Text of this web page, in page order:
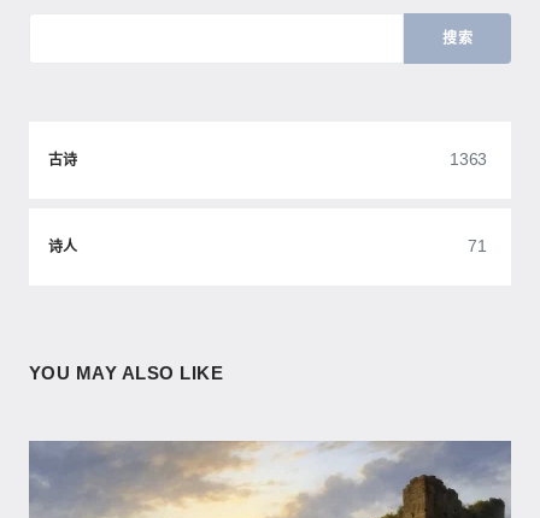
搜索
古诗 1363
诗人 71
YOU MAY ALSO LIKE